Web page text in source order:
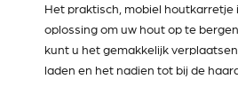
Het praktisch, mobiel houtkarretje
oplossing om uw hout op te
kunt u het gemakkelijk
laden en het nadien tot bij de